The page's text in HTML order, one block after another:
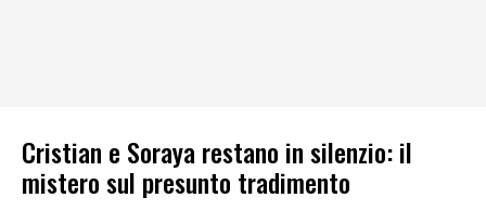
Cristian e Soraya restano in silenzio: il
mistero sul presunto tradimento